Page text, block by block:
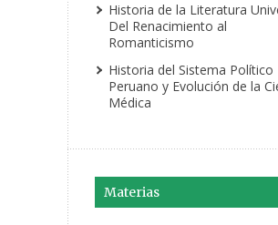
Historia de la Literatura
Del Renacimiento al
Romanticismo
Historia del Sistema Político
Peruano y Evolución de la
Médica
Materias